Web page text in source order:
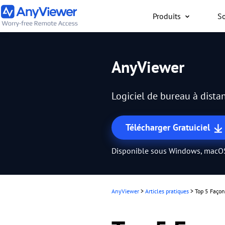
Produits
PC/Mac/mobile, où que
AnyViewer
Logiciel de bureau à
Télécharger Gratuiciel
Disponible sous Windows,
AnyViewer > Articles pratiques > Top 5